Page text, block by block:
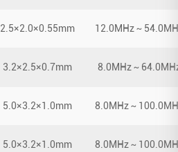
2.5×2.0×0.55mm 12.0MHz～
3.2×2.5×0.7mm 8.0MHz～
5.0×3.2×1.0mm 8.0MHz～
5.0×3.2×1.0mm 8.0MHz～